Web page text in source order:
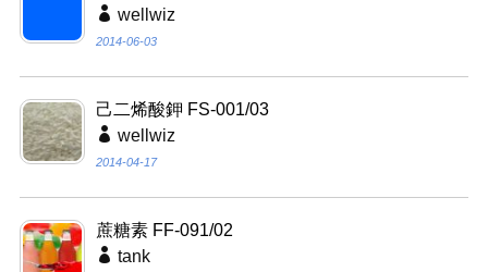
wellwiz
2014-06-03
己二烯酸鉀 FS-001/03
wellwiz
2014-04-17
蔗糖素 FF-091/02
tank